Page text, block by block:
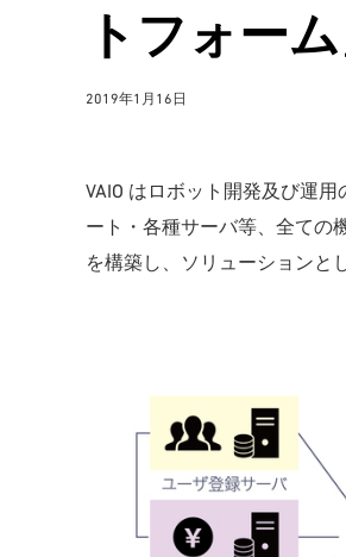
トフォー
2019年1月16日
VAIO はロボット開発及び運
ート・各種サーバ等、全ての
を構築し、ソリューションと